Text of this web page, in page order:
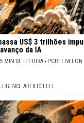
US$ 3 trilhões
da IA
MIN DE LEITURA ▪ POR FENELON
ARTIFICIELLE